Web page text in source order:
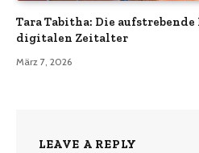
Tara Tabitha: Die
digitalen Zeitalter
März 7, 2026
LEAVE A REPLY